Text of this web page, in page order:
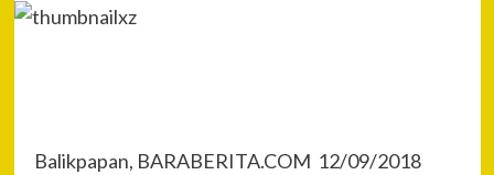
Balikpapan, BARABERITA.COM 12/09/2018